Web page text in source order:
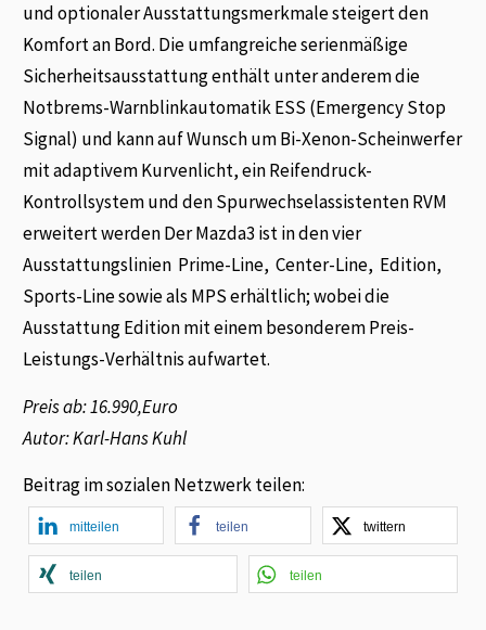
und optionaler Ausstattungsmerkmale steigert den
Komfort an Bord. Die umfangreiche serienmäßige
Sicherheitsausstattung enthält unter anderem die
Notbrems-Warnblinkautomatik ESS (Emergency Stop
Signal) und kann auf Wunsch um Bi-Xenon-Scheinwerfer
mit adaptivem Kurvenlicht, ein Reifendruck-
Kontrollsystem und den Spurwechselassistenten RVM
erweitert werden Der Mazda3 ist in den vier
Ausstattungslinien Prime-Line, Center-Line, Edition,
Sports-Line sowie als MPS erhältlich; wobei die
Ausstattung Edition mit einem besonderem Preis-
Leistungs-Verhältnis aufwartet.
Preis ab: 16.990,Euro
Autor: Karl-Hans Kuhl
Beitrag im sozialen Netzwerk teilen:
mitteilen teilen twittern
teilen teilen